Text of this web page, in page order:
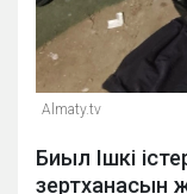
Almaty.tv
Биыл Ішкі
зертханасын